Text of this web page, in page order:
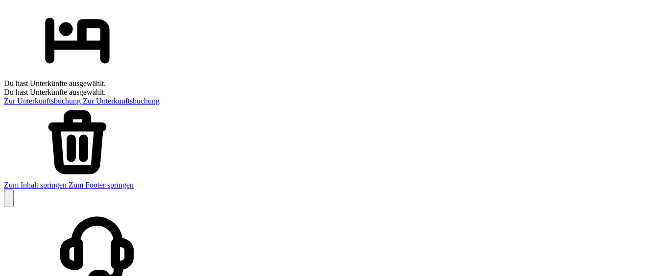
Du hast Unterkünfte ausgewählt.
Du hast Unterkünfte ausgewählt.
Zur Unterkunftsbuchung Zur Unterkunftsbuchung
Zum Inhalt springen Zum Footer springen